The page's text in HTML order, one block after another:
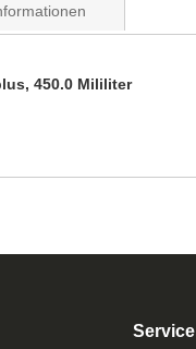
450.0 Mililiter
Service